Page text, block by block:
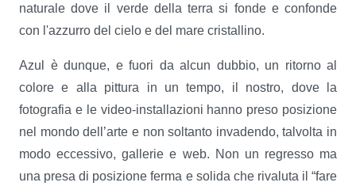
naturale dove il verde della terra si fonde e confonde
con l'azzurro del cielo e del mare cristallino.
Azul è dunque, e fuori da alcun dubbio, un ritorno al
colore e alla pittura in un tempo, il nostro, dove la
fotografia e le video-installazioni hanno preso posizione
nel mondo dell’arte e non soltanto invadendo, talvolta in
modo eccessivo, gallerie e web. Non un regresso ma
una presa di posizione ferma e solida che rivaluta il “fare